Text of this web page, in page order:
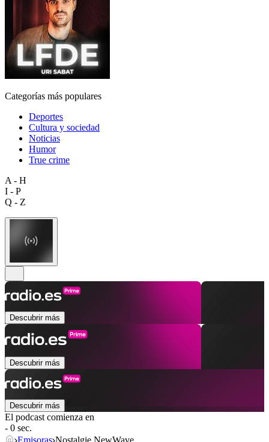
Categorías más populares
Deportes
Cultura y sociedad
Noticias
Humor
True crime
A - H
I - P
Q - Z
Descubrir más
Descubrir más
Descubrir más
El podcast comienza en
- 0 sec.